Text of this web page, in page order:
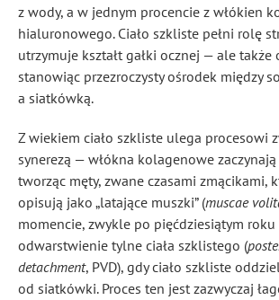
z wody, a w jednym procencie z włókien
hialuronowego. Ciało szkliste pełni rolę
utrzymuje kształt gałki ocznej — ale także
stanowiąc przezroczysty ośrodek między
a siatkówką.
Z wiekiem ciało szkliste ulega procesowi
synerezą — włókna kolagenowe
tworząc męty, zwane czasami zmącikami,
opisują jako „latające muszki” (muscae
momencie, zwykle po pięćdziesiątym roku
odwarstwienie tylne ciała szklistego (
detachment, PVD), gdy ciało szkliste
od siatkówki. Proces ten jest zazwyczaj